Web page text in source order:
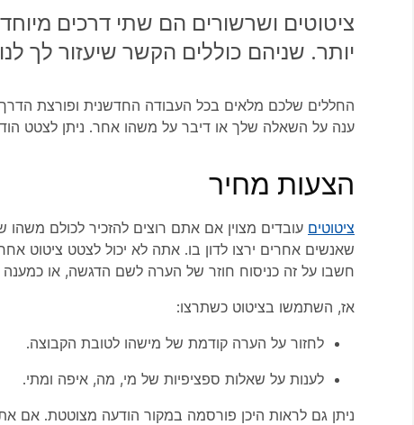
ציטוטים ושרשורים הם שתי דרכים
יותר. שניהם כוללים הקשר שיעזור לך
החללים שלכם מלאים בכל העבודה החדשנית ופורצת
ענה על השאלה שלך או דיבר על משהו אחר. ניתן לצטט
הצעות מחיר
ציטוטים עובדים מצוין אם אתם רוצים להזכיר לכולם
שאנשים אחרים ירצו לדון בו. אתה לא יכול לצטט ציטוט
חשבו על זה כניסוח חוזר של הערה לשם הדגשה, או
אז, השתמשו בציטוט כשתרצו:
לחזור על הערה קודמת של מישהו לטובת הקבוצה.
לענות על שאלות ספציפיות של מי, מה, איפה ומתי.
ניתן גם לראות היכן פורסמה במקור הודעה מצוטטת. אם